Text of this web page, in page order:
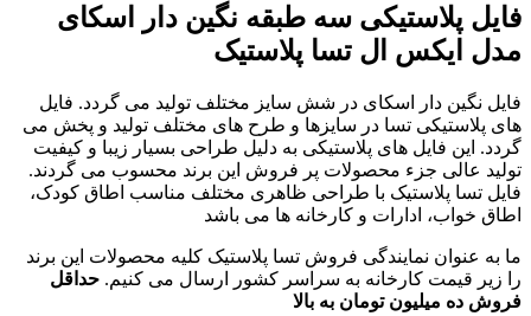
فایل پلاستیکی سه طبقه نگین دار اسکای
مدل ایکس ال تسا پلاستیک
فایل نگین دار اسکای در شش سایز مختلف تولید می گردد. فایل
های پلاستیکی تسا در سایزها و طرح های مختلف تولید و پخش می
گردد. این فایل های پلاستیکی به دلیل طراحی بسیار زیبا و کیفیت
تولید عالی جزء محصولات پر فروش این برند محسوب می گردند.
فایل تسا پلاستیک با طراحی ظاهری مختلف مناسب اطاق کودک،
اطاق خواب، ادارات و کارخانه ها می باشد
ما به عنوان نمایندگی فروش تسا پلاستیک کلیه محصولات این برند
را زیر قیمت کارخانه به سراسر کشور ارسال می کنیم. حداقل
فروش ده میلیون تومان به بالا